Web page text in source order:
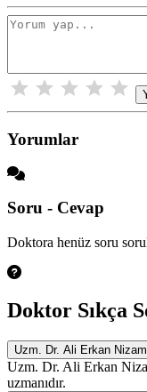
Yorumlar
Soru - Cevap
Doktora henüz soru
Doktor Sıkça
Uzm. Dr. Ali Erkan
Uzm. Dr. Ali Erkan
uzmanıdır.